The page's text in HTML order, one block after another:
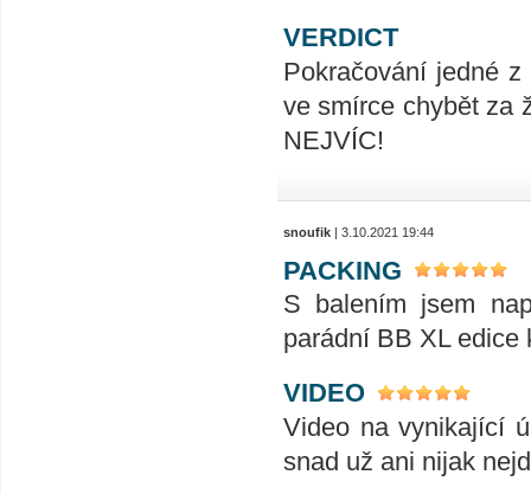
VERDICT
Pokračování jedné
ve smírce chybět za
NEJVÍC!
snoufik | 3.10.2021 19:44
PACKING
S balením jsem
parádní BB XL edice
VIDEO
Video na vynikající
snad už ani nijak